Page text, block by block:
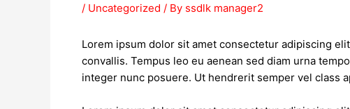
/ Uncategorized / By ssdlk manager2
Lorem ipsum dolor sit amet consectetur adipiscing
convallis. Tempus leo eu aenean sed diam urna
integer nunc posuere. Ut hendrerit semper vel class